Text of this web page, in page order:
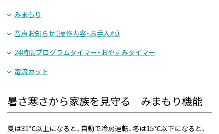
みまもり
音声お知らせ（操作内容・お手入れ）
24時間プログラムタイマー・おやすみタイマー
電流カット
暑さ寒さから家族を見守る みまもり機能
夏は31℃以上になると、自動で冷房運転、冬は15℃以下になると、